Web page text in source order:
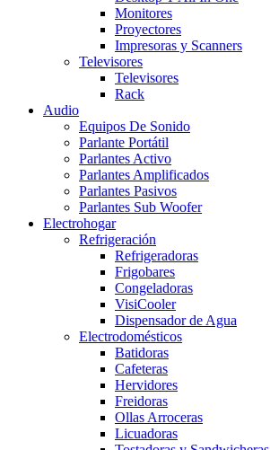
Monitores
Proyectores
Impresoras y Scanners
Televisores
Televisores
Rack
Audio
Equipos De Sonido
Parlante Portátil
Parlantes Activo
Parlantes Amplificados
Parlantes Pasivos
Parlantes Sub Woofer
Electrohogar
Refrigeración
Refrigeradoras
Frigobares
Congeladoras
VisiCooler
Dispensador de Agua
Electrodomésticos
Batidoras
Cafeteras
Hervidores
Freidoras
Ollas Arroceras
Licuadoras